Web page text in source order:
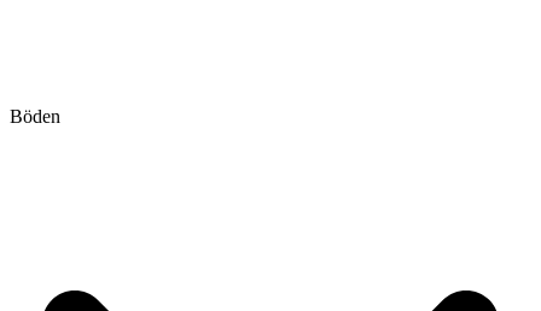
Böden